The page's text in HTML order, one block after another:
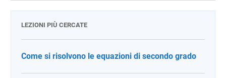
LEZIONI PIÙ CERCATE
Come si risolvono le equazioni di secondo grado